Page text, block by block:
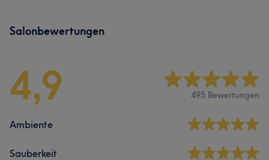
Salonbewertungen
4,9 495 Bewertungen
Ambiente
Sauberkeit